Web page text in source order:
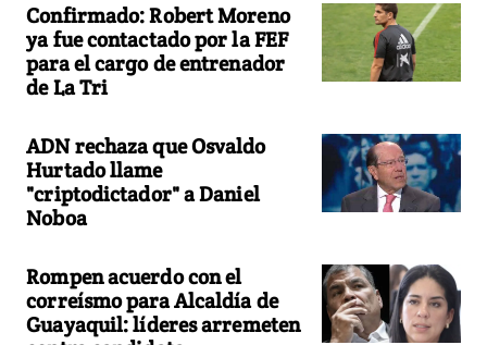
Confirmado: Robert Moreno
ya fue contactado por la FEF
para el cargo de entrenador
de La Tri
ADN rechaza que Osvaldo
Hurtado llame
"criptodictador" a Daniel
Noboa
Rompen acuerdo con el
correísmo para Alcaldía de
Guayaquil: líderes arremeten